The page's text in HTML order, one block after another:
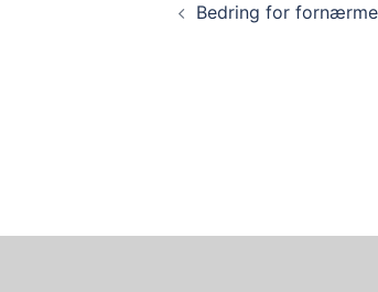
Bedring for